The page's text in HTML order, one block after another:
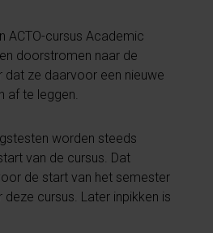
ACTO-cursus Academic
doorstromen naar de
dat ze daarvoor een nieuwe
af te leggen.
worden steeds
van de cursus. Dat
de start van het semester
cursus. Later inpikken is